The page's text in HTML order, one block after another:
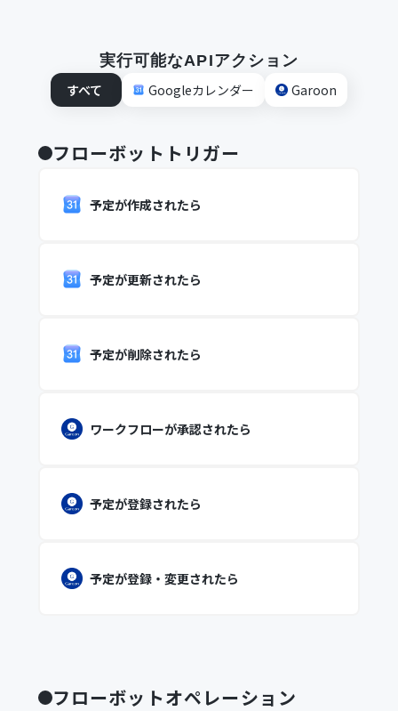
実行可能なAPIアクション
すべて
Googleカレンダー Garoon
フローボットトリガー
予定が作成されたら
予定が更新されたら
予定が削除されたら
ワークフローが承認されたら
予定が登録されたら
予定が登録・変更されたら
フローボットオペレーション